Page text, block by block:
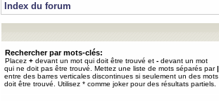
Index du forum
Rechercher par mots-clés:
Placez + devant un mot qui doit être trouvé et - devant un mot
qui ne doit pas être trouvé. Mettez une liste de mots séparés par|
entre des barres verticales discontinues si seulement un des mots
doit être trouvé. Utilisez * comme joker pour des résultats partiels.